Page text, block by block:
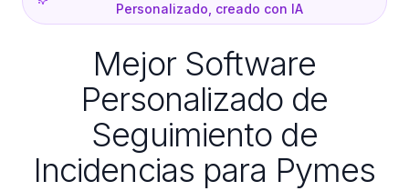
Personalizado, creado con IA
Mejor Software
Personalizado de
Seguimiento de
Incidencias para Pymes